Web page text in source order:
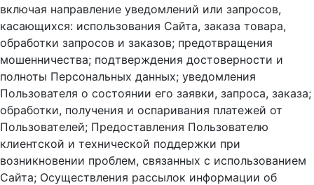
включая направление уведомлений или запросов,
касающихся: использования Сайта, заказа товара,
обработки запросов и заказов; предотвращения
мошенничества; подтверждения достоверности и
полноты Персональных данных; уведомления
Пользователя о состоянии его заявки, запроса, заказа;
обработки, получения и оспаривания платежей от
Пользователей; Предоставления Пользователю
клиентской и технической поддержки при
возникновении проблем, связанных с использованием
Сайта; Осуществления рассылок информации об